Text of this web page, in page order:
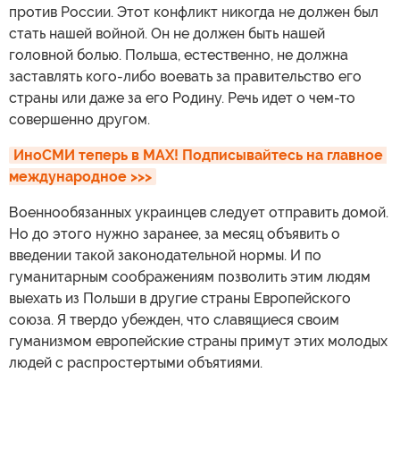
против России. Этот конфликт никогда не должен был
стать нашей войной. Он не должен быть нашей
головной болью. Польша, естественно, не должна
заставлять кого-либо воевать за правительство его
страны или даже за его Родину. Речь идет о чем-то
совершенно другом.
ИноСМИ теперь в MAX! Подписывайтесь на главное
международное >>>
Военнообязанных украинцев следует отправить домой.
Но до этого нужно заранее, за месяц объявить о
введении такой законодательной нормы. И по
гуманитарным соображениям позволить этим людям
выехать из Польши в другие страны Европейского
союза. Я твердо убежден, что славящиеся своим
гуманизмом европейские страны примут этих молодых
людей с распростертыми объятиями.